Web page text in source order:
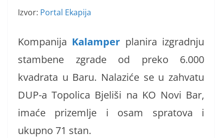
Izvor: Portal Ekapija
Kompanija Kalamper planira izgradnju
stambene zgrade od preko 6.000
kvadrata u Baru. Nalaziće se u zahvatu
DUP-a Topolica Bjeliši na KO Novi Bar,
imaće prizemlje i osam spratova i
ukupno 71 stan.